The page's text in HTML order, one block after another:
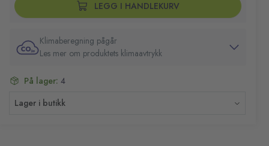
LEGG I HANDLEKURV
Klimaberegning pågår
Les mer om produktets klimaavtrykk
På lager: 4
Lager i butikk